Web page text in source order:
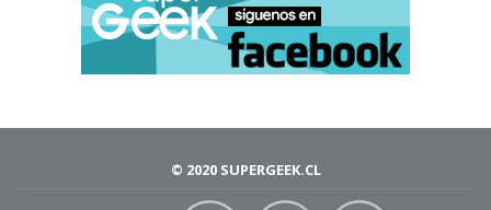
© 2020 SUPERGEEK.CL